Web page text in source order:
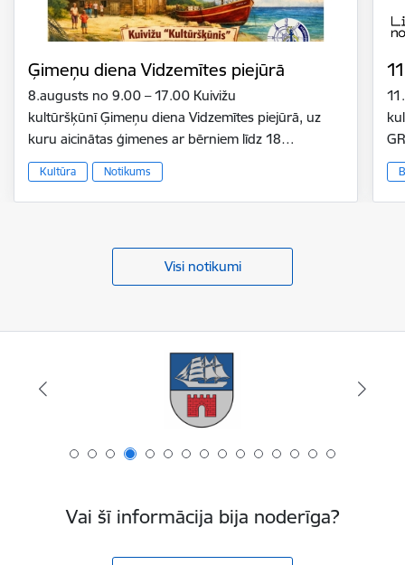
Ģimeņu diena Vidzemītes piejūrā
8.augusts no 9.00 – 17.00 Kuivižu
kultūršķūnī Ģimeņu diena Vidzemītes piejūrā, uz
kuru aicinātas ģimenes ar bērniem līdz 18…
Kultūra Notikums
Visi notikumi
Vai šī informācija bija noderīga?